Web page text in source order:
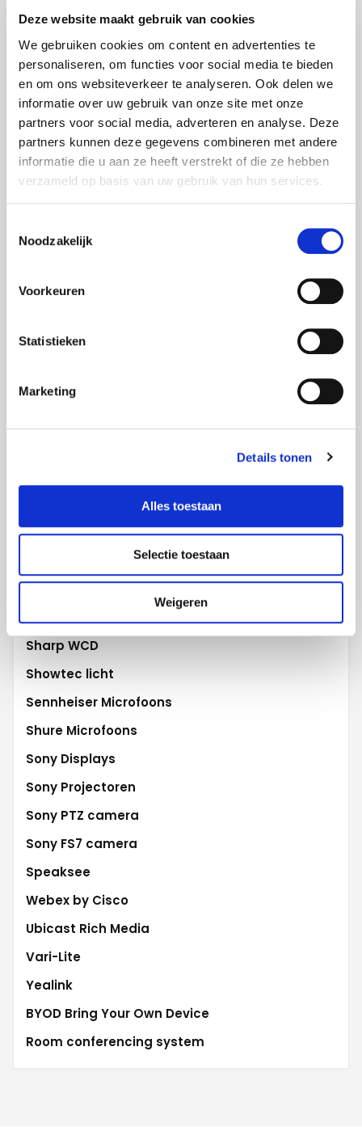
Deze website maakt gebruik van cookies
We gebruiken cookies om content en advertenties te
personaliseren, om functies voor social media te bieden
en om ons websiteverkeer te analyseren. Ook delen we
informatie over uw gebruik van onze site met onze
partners voor social media, adverteren en analyse. Deze
partners kunnen deze gegevens combineren met andere
informatie die u aan ze heeft verstrekt of die ze hebben
verzameld op basis van uw gebruik van hun services.
Noodzakelijk
Voorkeuren
Statistieken
Marketing
Details tonen
Alles toestaan
Selectie toestaan
Weigeren
Lifesize Videoconferencing
LG Displays
LG Videowalls
Logitech
Martin Harman Light
Meyer Sound luidsprekers
MS Surface Hub 2S
Nexo luidsprekers
Panasonic Projectoren
Philips Displays
Robert Juliat
Samsung Displays
Samsung Flip
Sharp WCD
Showtec licht
Sennheiser Microfoons
Shure Microfoons
Sony Displays
Sony Projectoren
Sony PTZ camera
Sony FS7 camera
Speaksee
Webex by Cisco
Ubicast Rich Media
Vari-Lite
Yealink
BYOD Bring Your Own Device
Room conferencing system